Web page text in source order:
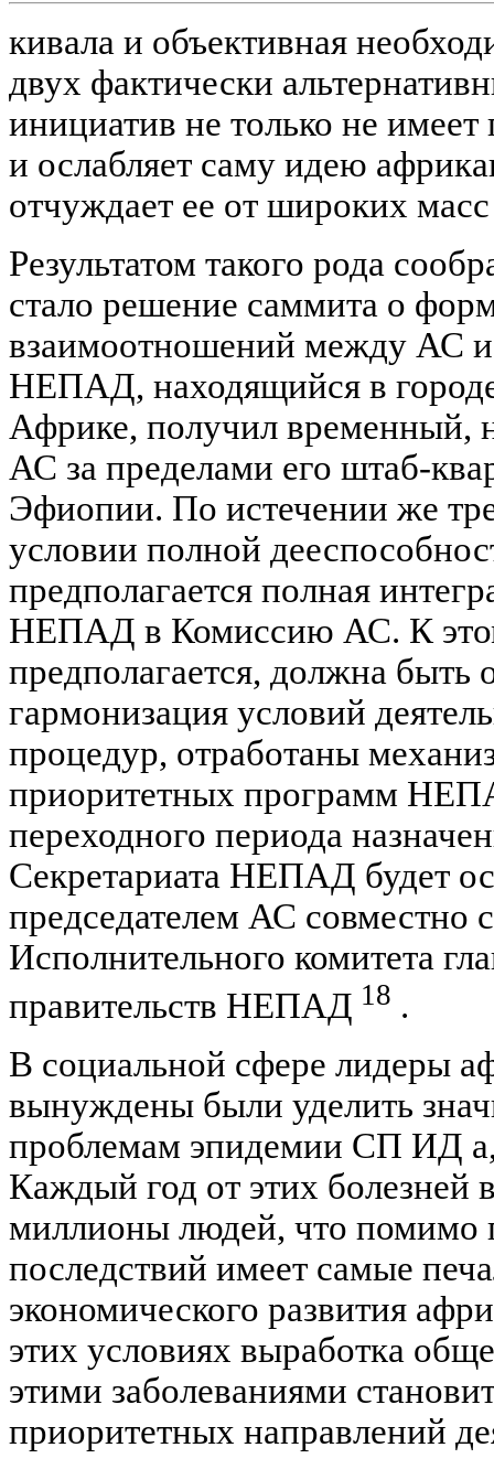
кивала и объективная
двух фактически
инициатив не только не
и ослабляет саму идею
отчуждает ее от широких
Результатом такого рода
стало решение саммита о
взаимоотношений между АС
НЕПАД, находящийся в
Африке, получил временный,
АС за пределами его штаб-
Эфиопии. По истечении же
условии полной
предполагается полная
НЕПАД в Комиссию АС. К
предполагается, должна быть
гармонизация условий
процедур, отработаны
приоритетных программ
переходного периода
Секретариата НЕПАД будет
председателем АС совместно
Исполнительного комитета
правительств НЕПАД 18 .
В социальной сфере лидеры
вынуждены были уделить
проблемам эпидемии СП ИД а,
Каждый год от этих
миллионы людей, что помимо
последствий имеет самые
экономического развития
этих условиях выработка
этими заболеваниями
приоритетных направлений